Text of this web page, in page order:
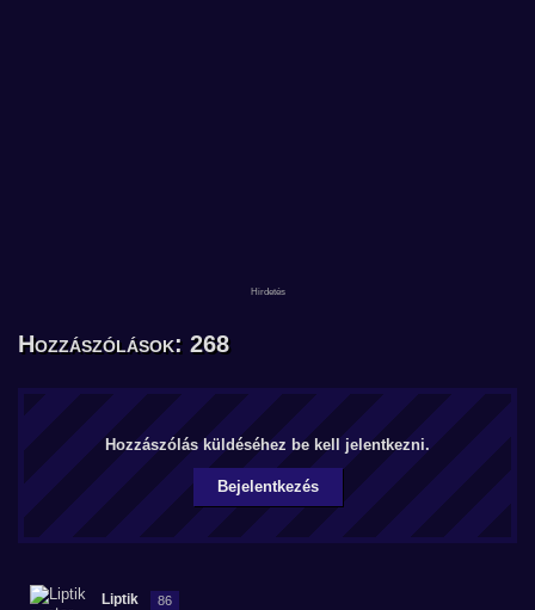
Hozzászólások: 268
Hozzászólás küldéséhez be kell jelentkezni.
Bejelentkezés
Liptik 86